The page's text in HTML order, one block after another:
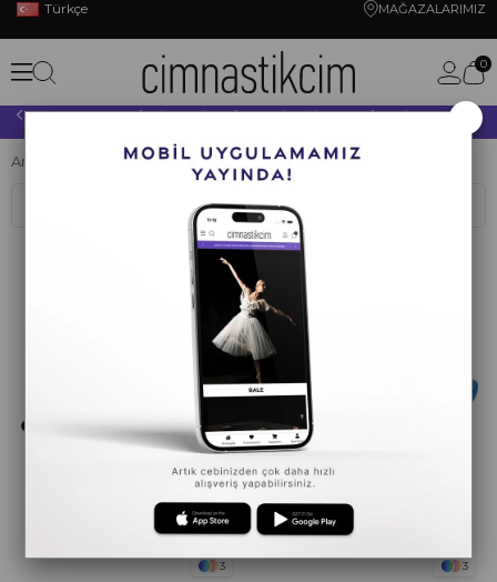
Türkçe MAĞAZALARIMIZ
0
10.000 TL VE ÜZERİ YAPACAĞINIZ TÜM ALIŞVERİŞLERİNİZDE KARGO ÜCRETSİZ!
Anasayfa YOGA PİLATES YOGA MATI Nbr
3 3